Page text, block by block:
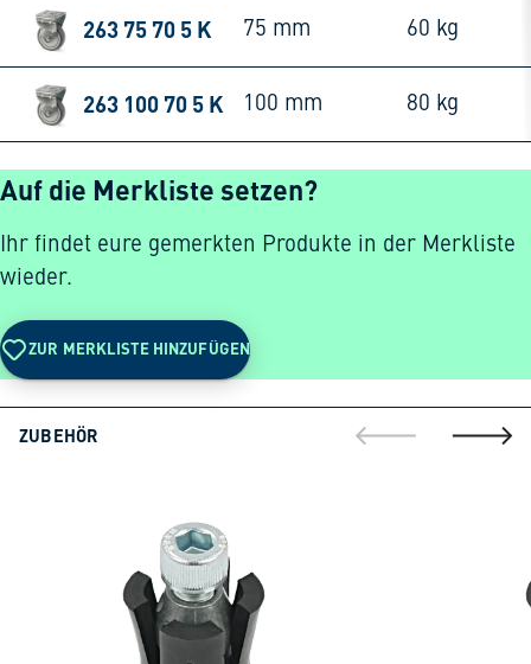
263 75 70 5 K 75 mm 60 kg
263 100 70 5 K 100 mm 80 kg
Auf die Merkliste setzen?
Ihr findet eure gemerkten Produkte in der Merkliste
wieder.
ZUR MERKLISTE HINZUFÜGEN
ZUBEHÖR
gehe zur gehe